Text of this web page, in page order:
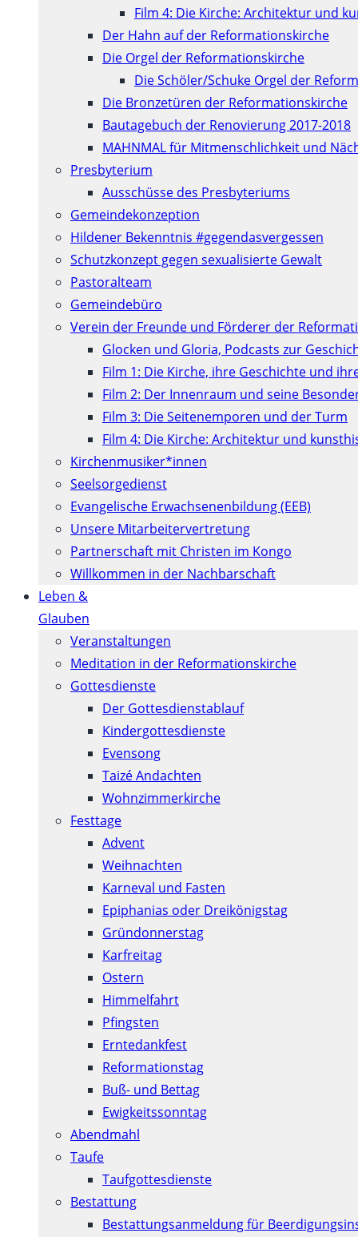
Film 4: Die Kirche: Architektur und
Der Hahn auf der Reformationskirche
Die Orgel der Reformationskirche
Die Schöler/Schuke Orgel der
Die Bronzetüren der Reformationskirche
Bautagebuch der Renovierung 2017-2018
MAHNMAL für Mitmenschlichkeit und
Presbyterium
Ausschüsse des Presbyteriums
Gemeindekonzeption
Hildener Bekenntnis #gegendasvergessen
Schutzkonzept gegen sexualisierte Gewalt
Pastoralteam
Gemeindebüro
Verein der Freunde und Förderer der
Glocken und Gloria, Podcasts zur
Film 1: Die Kirche, ihre Geschichte und
Film 2: Der Innenraum und seine
Film 3: Die Seitenemporen und der Turm
Film 4: Die Kirche: Architektur und
Kirchenmusiker*innen
Seelsorgedienst
Evangelische Erwachsenenbildung (EEB)
Unsere Mitarbeitervertretung
Partnerschaft mit Christen im Kongo
Willkommen in der Nachbarschaft
Leben &
Glauben
Veranstaltungen
Meditation in der Reformationskirche
Gottesdienste
Der Gottesdienstablauf
Kindergottesdienste
Evensong
Taizé Andachten
Wohnzimmerkirche
Festtage
Advent
Weihnachten
Karneval und Fasten
Epiphanias oder Dreikönigstag
Gründonnerstag
Karfreitag
Ostern
Himmelfahrt
Pfingsten
Erntedankfest
Reformationstag
Buß- und Bettag
Ewigkeitssonntag
Abendmahl
Taufe
Taufgottesdienste
Bestattung
Bestattungsanmeldung für